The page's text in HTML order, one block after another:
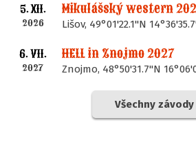
5. XII.
2026
Mikulášský western
Lišov, 49°01'22.1"N
6. VII.
2027
HELL in Znojmo 2027
Znojmo, 48°50'31.7"N
Všechny závody